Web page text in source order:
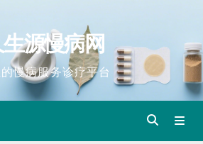
源慢病网
慢病服务诊疗平台